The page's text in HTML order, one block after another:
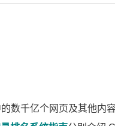
数千亿个网页及其他内